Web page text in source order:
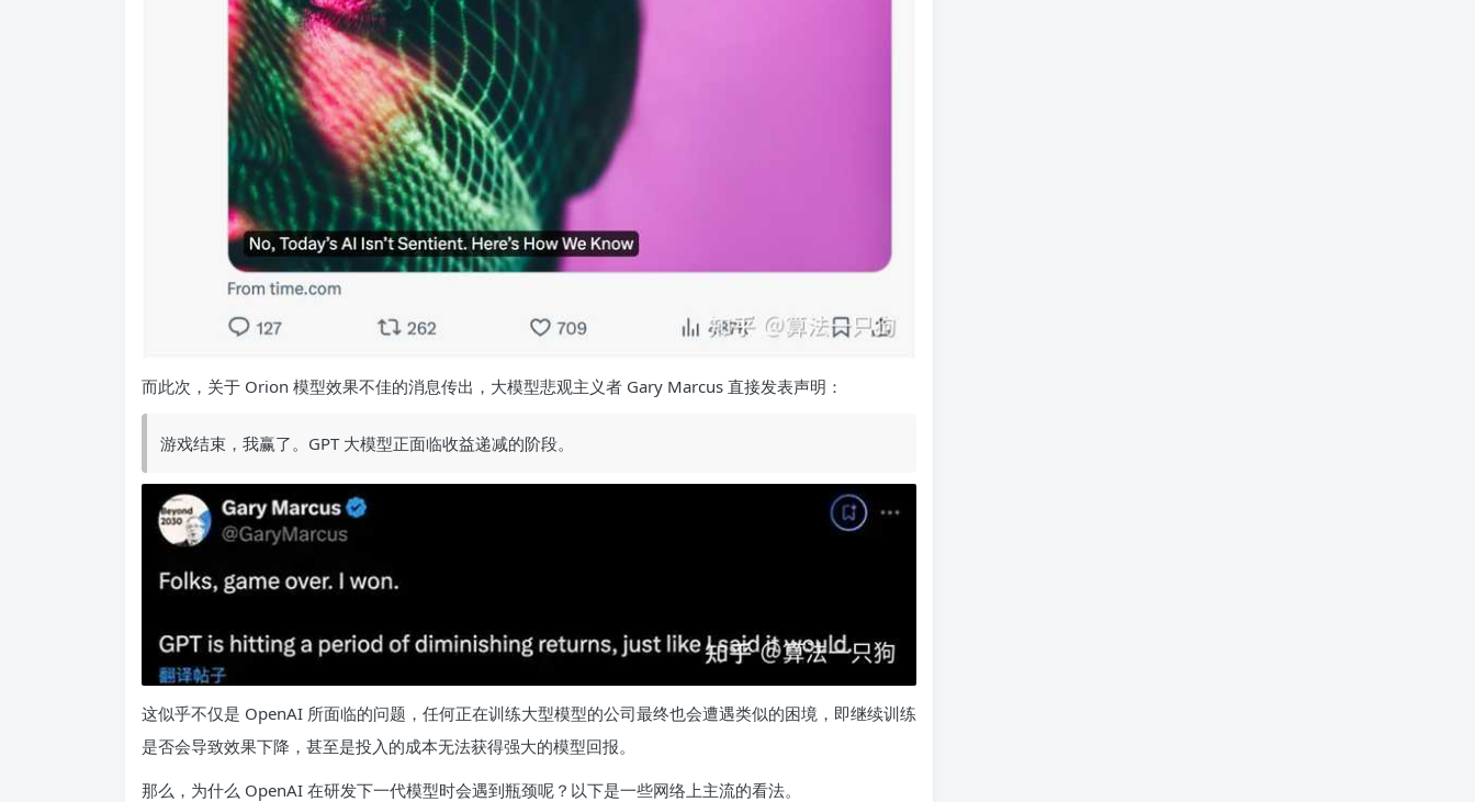
而此次，关于 Orion 模型效果不佳的消息传出，大模型悲观主义者 Gary Marcus 直接发表声明：
游戏结束，我赢了。GPT 大模型正面临收益递减的阶段。
这似乎不仅是 OpenAI 所面临的问题，任何正在训练大型模型的公司最终也会遭遇类似的困境，即继续训练
是否会导致效果下降，甚至是投入的成本无法获得强大的模型回报。
那么，为什么 OpenAI 在研发下一代模型时会遇到瓶颈呢？以下是一些网络上主流的看法。